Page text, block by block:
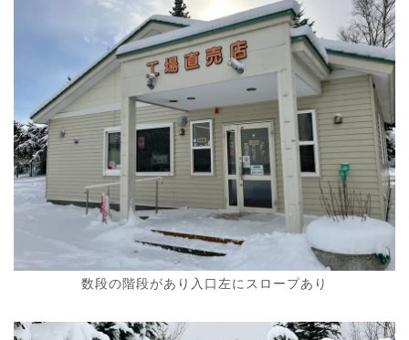
数段の階段があり入口左にスロープあり